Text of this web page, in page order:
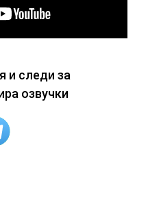
и следи за
озвучки